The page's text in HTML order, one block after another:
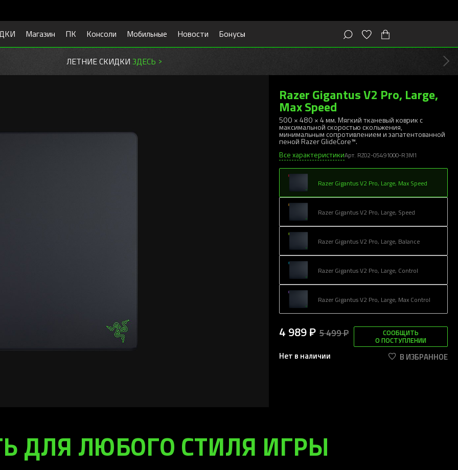
Магазин ПК Консоли Мобильные Новости Бонусы
ГОТОВЬСЯ К УЧЕБЕ.СКИДКИ ЗДЕСЬ >
Razer Gigantus V2 Pro, Large,
Max Speed
500 × 480 × 4 мм. Мягкий тканевый коврик с
максимальной скоростью скольжения,
минимальным сопротивлением и запатентованной
пеной Razer GlideCore™.
Все характеристикиАрт. RZ02-05491000-R3M1
Razer Gigantus V2 Pro, Large, Max Speed
Razer Gigantus V2 Pro, Large, Speed
Razer Gigantus V2 Pro, Large, Balance
Razer Gigantus V2 Pro, Large, Control
Razer Gigantus V2 Pro, Large, Max Control
4 989 ₽ 5 499 ₽
Нет в наличии
СООБЩИТЬ
О ПОСТУПЛЕНИИ
В ИЗБРАННОЕ
ДЛЯ ЛЮБОГО СТИЛЯ ИГРЫ